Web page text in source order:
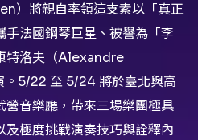
）將親自率領這支素以「真正
手法國鋼琴巨星、被譽為「李
特洛夫（Alexandre
5/22 至 5/24 將於臺北與高
音樂廳，帶來三場樂團極具
極度挑戰演奏技巧與詮釋內